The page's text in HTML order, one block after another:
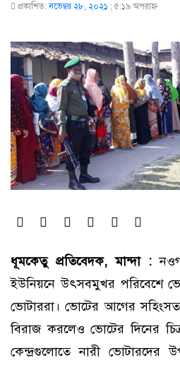
প্রকাশিত:নভেম্বর ২৮, ২০২১ ; ৫:১৯ অপরাহ্ণ
ধূমকেতু প্রতিবেদক, মান্দা :
ইউনিয়নে উৎসবমুখর পরিবেশে
ভোটাররা। ভোটের আগের
বিরাজ করলেও ভোটের দিনের
কেন্দ্রগুলোতে নারী ভোটারদের